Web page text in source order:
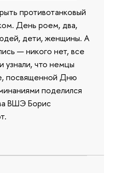
противотанковый
День роем, два,
дети, женщины. А
— никого нет, все
узнали, что немцы
посвященной Дню
поделился
ВШЭ Борис